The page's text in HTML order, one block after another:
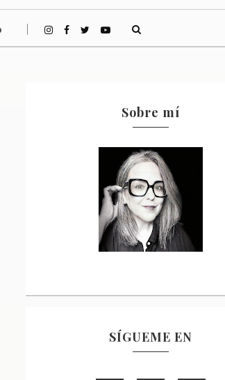
Sobre mí
SÍGUEME EN